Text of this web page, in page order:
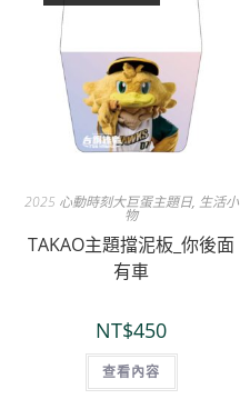
2025 心動時刻大巨蛋主題日, 生活小
物
TAKAO主題擋泥板_你後面
有車
NT$450
查看內容